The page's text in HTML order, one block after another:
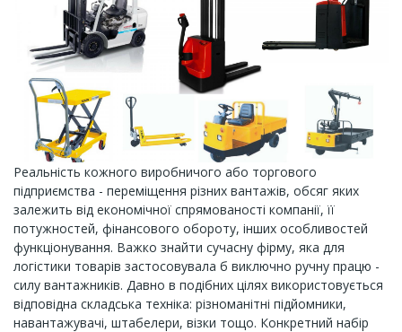
Реальність кожного виробничого або торгового
підприємства - переміщення різних вантажів, обсяг яких
залежить від економічної спрямованості компанії, її
потужностей, фінансового обороту, інших особливостей
функціонування. Важко знайти сучасну фірму, яка для
логістики товарів застосовувала б виключно ручну працю -
силу вантажників. Давно в подібних цілях використовується
відповідна складська техніка: різноманітні підйомники,
навантажувачі, штабелери, візки тощо. Конкретний набір